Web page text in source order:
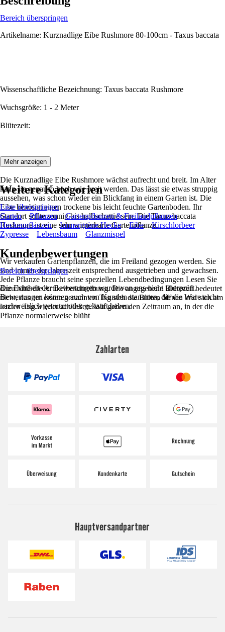
Bereich überspringen
Artikelname: Kurznadlige Eibe Rushmore 80-100cm - Taxus baccata
Wissenschaftliche Bezeichnung: Taxus baccata Rushmore
Wuchsgröße: 1 - 2 Meter
Blütezeit:
Beschreibung:
Die Kurznadlige Eibe Rushmore wächst aufrecht und breit. Im Alter
kann sie genauso hoch wie breit werden. Das lässt sie etwas struppig
aussehen, was schon wieder ein Blickfang in einem Garten ist. Die
Eibe benötigt einen trockene bis leicht feuchte Gartenboden. Ihr
Standort sollte sonnig bis halbschattig sein. Die Taxus baccata
Rushmore ist eine sehr winterharte Gartenpflanze.
Wir verkaufen Gartenpflanzen, die im Freiland gezogen werden. Sie
sind immer der Jahreszeit entsprechend ausgetrieben und gewachsen.
Jede Pflanze braucht seine speziellen Lebendbedingungen Lesen Sie
dazu bitte die Artikelbeschreibung. Die angegebene Blütezeit bedeutet
nicht, das am ersten genannten Tag sich die Blüten öffnen und sich am
letzten Tag wieder schließen. Wir geben den Zeitraum an, in der die
Pflanze normalerweise blüht
Mehr anzeigen
Weitere Kategorien
Liste überspringen
Garten
Pflanzen
Gartenpflanzen & Freilandpflanzen
Heckenpflanzen
Immergrüne Hecke Eibe
Kirschlorbeer
Zypresse
Lebensbaum Glanzmispel
Kundenbewertungen
Bereich überspringen
Die Echtheit der Bewertungen wurde von uns nicht überprüft.
Bewertungen können auch von Kunden stammen, die die Ware nicht
nachweislich genutzt oder gekauft haben.
Zahlarten
Hauptversandpartner